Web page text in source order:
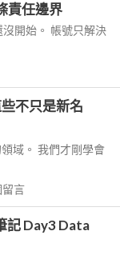
責任邊界
開始。 帳號只解決
不只是新名
域。 我們才剛學會
留言
記 Day3 Data